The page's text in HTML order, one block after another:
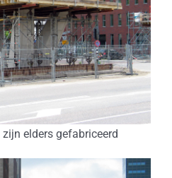
elders gefabriceerd